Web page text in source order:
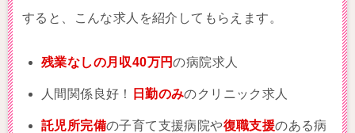
すると、こんな求人を紹介してもらえます。
残業なしの月収40万円の病院求人
人間関係良好！ 日勤のみのクリニック求人
託児所完備の子育て支援病院や復職支援のある病